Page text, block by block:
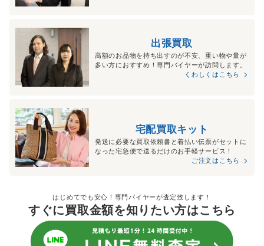
出張買取
高額のお品物を持ち出すのが不安、重い物や量が
多い方におすすめ！専門バイヤーが訪問します。
くわしくはこちら
宅配買取キット
発送に必要な買取依頼書と着払い伝票がセットに
なった宅急便で送るだけのお手軽サービス！
ご注文はこちら
はじめてでも安心！専門バイヤーが査定致します！
すぐに買取金額を知りたい方はこちら